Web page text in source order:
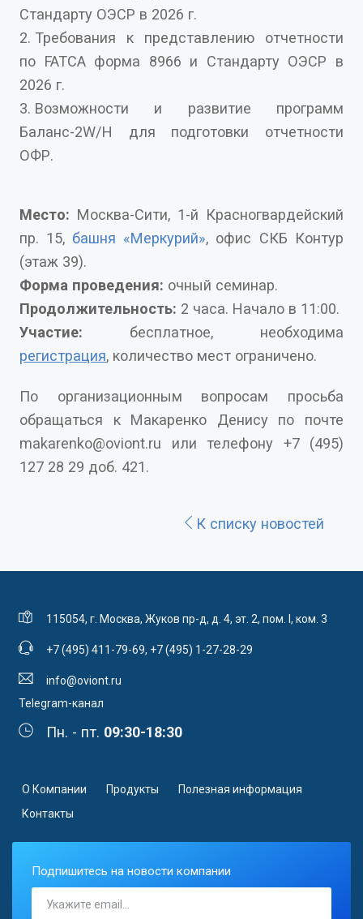
Стандарту ОЭСР в 2026 г.
Требования к представлению отчетности
по FATCA форма 8966 и Стандарту ОЭСР в
2026 г.
Возможности и развитие программ
Баланс-2W/H для подготовки отчетности
ОФР.
Место: Москва-Сити, 1-й Красногвардейский
пр. 15, башня «Меркурий», офис СКБ Контур
(этаж 39).
Форма проведения: очный семинар.
Продолжительность: 2 часа. Начало в 11:00.
Участие: бесплатное, необходима
регистрация, количество мест ограничено.
По организационным вопросам просьба
обращаться к Макаренко Денису по почте
makarenko@oviont.ru или телефону +7 (495)
127 28 29 доб. 421.
К списку новостей
115054, г. Москва, Жуков пр-д, д. 4, эт. 2, пом. I, ком. 3
+7 (495) 411-79-69, +7 (495) 1-27-28-29
info@oviont.ru
Telegram-канал
Пн. - пт. 09:30-18:30
О Компании Продукты
Полезная информация
Контакты
Подпишитесь на новости компании